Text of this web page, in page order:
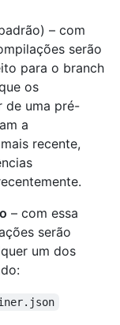
– com
serão
para o branch
os
de uma pré-
a
recente,
– com essa
serão
um dos